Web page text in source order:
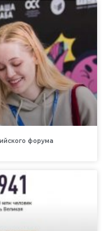
форума